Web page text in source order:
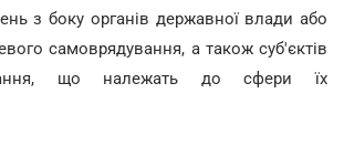
з боку органів державної влади або
самоврядування, а також суб'єктів
що належать до сфери їх